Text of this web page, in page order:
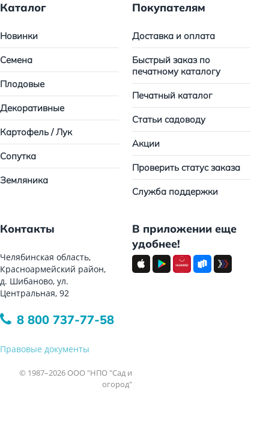
Каталог
Новинки
Семена
Плодовые
Декоративные
Картофель / Лук
Сопутка
Земляника
Покупателям
Доставка и оплата
Быстрый заказ по
печатному каталогу
Печатный каталог
Статьи садоводу
Акции
Проверить статус заказа
Служба поддержки
Контакты
Челябинская область,
Красноармейский район,
д. Шибаново, ул.
Центральная, 92
8 800 737-77-58
Правовые документы
© 1987–2026 ООО "НПО "Сад и
огород"
В приложении еще
удобнее!